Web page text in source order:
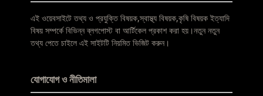
এই ওয়েবসাইটে তথ্য ও প্রযুক্তি বিষয়ক,স্বাস্থ্য বিষয়ক,কৃষি বিষয়ক ইত্যাদি
বিষয় সম্পর্কে বিভিন্ন ব্লগপোস্ট বা আর্টিকেল প্রকাশ করা হয়।নতুন নতুন
তথ্য পেতে চাইলে এই সাইটটি নিয়মিত ভিজিট করুন।
যোগাযোগ ও নীতিমালা